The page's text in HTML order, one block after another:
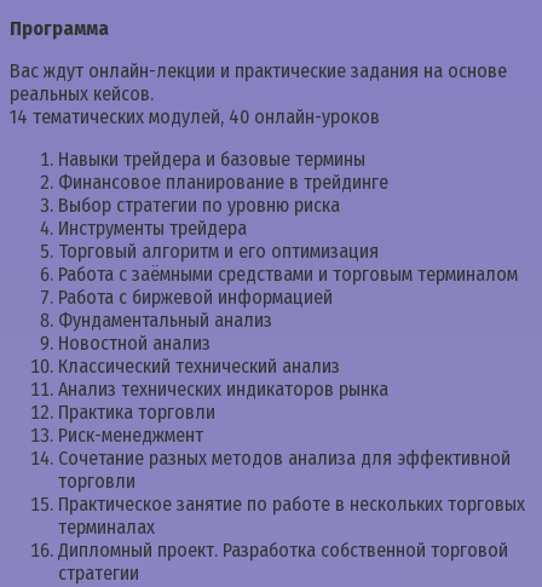
Программа
Вас ждут онлайн-лекции и практические задания на основе
реальных кейсов.
14 тематических модулей, 40 онлайн-уроков
Навыки трейдера и базовые термины
Финансовое планирование в трейдинге
Выбор стратегии по уровню риска
Инструменты трейдера
Торговый алгоритм и его оптимизация
Работа с заёмными средствами и торговым терминалом
Работа с биржевой информацией
Фундаментальный анализ
Новостной анализ
Классический технический анализ
Анализ технических индикаторов рынка
Практика торговли
Риск-менеджмент
Сочетание разных методов анализа для эффективной
торговли
Практическое занятие по работе в нескольких торговых
терминалах
Дипломный проект. Разработка собственной торговой
стратегии